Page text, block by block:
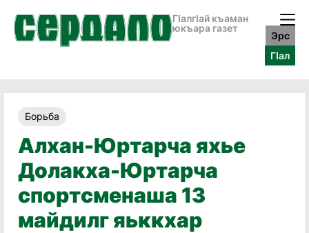
ГӀалгӀай къаман
юкъара газет
Эрс
ГӀал
Борьба
Алхан-Юртарча яхье
Долакха-Юртарча
спортсменаша 13
майдилг яьккхар